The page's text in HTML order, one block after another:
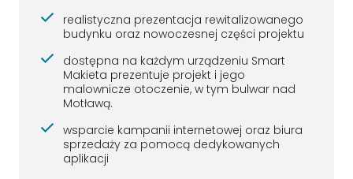
realistyczna prezentacja rewitalizowanego
budynku oraz nowoczesnej części projektu
dostępna na każdym urządzeniu Smart
Makieta prezentuje projekt i jego
malownicze otoczenie, w tym bulwar nad
Motławą.
wsparcie kampanii internetowej oraz biura
sprzedaży za pomocą dedykowanych
aplikacji